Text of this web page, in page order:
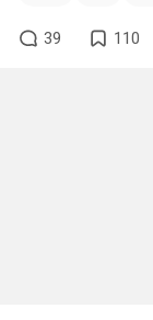
39 110